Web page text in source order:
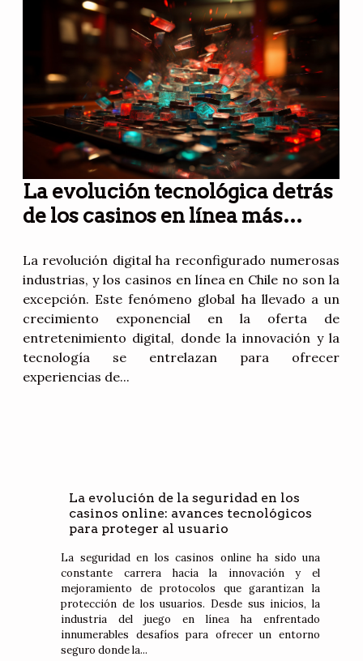
La evolución tecnológica detrás
de los casinos en línea más
La revolución digital ha reconfigurado numerosas
industrias, y los casinos en línea en Chile no son la
excepción. Este fenómeno global ha llevado a un
crecimiento exponencial en la oferta de
entretenimiento digital, donde la innovación y la
tecnología se entrelazan para ofrecer
experiencias de...
La evolución de la seguridad en los
casinos online: avances tecnológicos
para proteger al usuario
La seguridad en los casinos online ha sido una
constante carrera hacia la innovación y el
mejoramiento de protocolos que garantizan la
protección de los usuarios. Desde sus inicios, la
industria del juego en línea ha enfrentado
innumerables desafíos para ofrecer un entorno
seguro donde la...